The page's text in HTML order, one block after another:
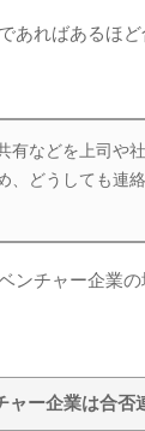
あればあるほ
有などを上司や
、どうしても連
ンチャー企業
ャー企業は合否